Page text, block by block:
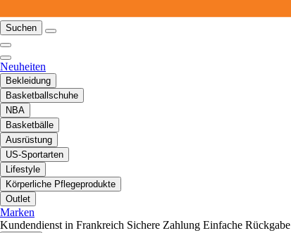
Suchen
Neuheiten
Bekleidung
Basketballschuhe
NBA
Basketbälle
Ausrüstung
US-Sportarten
Lifestyle
Körperliche Pflegeprodukte
Outlet
Marken
Kundendienst in Frankreich Sichere Zahlung Einfache Rückgabe